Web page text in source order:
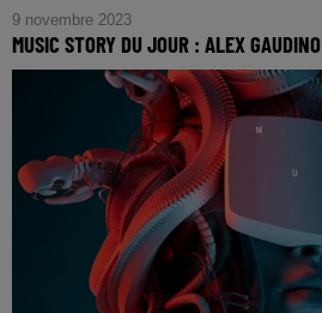
9 novembre 2023
MUSIC STORY DU JOUR : ALEX GAUDINO